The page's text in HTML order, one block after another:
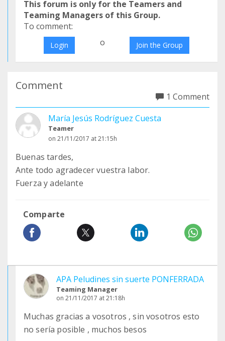
This forum is only for the Teamers and
Teaming Managers of this Group.
To comment:
Login o Join the Group
Comment
1 Comment
María Jesús Rodríguez Cuesta
Teamer
on 21/11/2017 at 21:15h
Buenas tardes,
Ante todo agradecer vuestra labor.
Fuerza y adelante
Comparte
APA Peludines sin suerte PONFERRADA
Teaming Manager
on 21/11/2017 at 21:18h
Muchas gracias a vosotros , sin vosotros esto
no sería posible , muchos besos